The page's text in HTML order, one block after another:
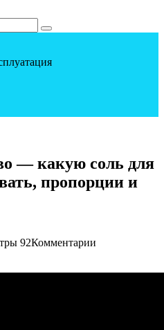
— какую соль для
пропорции и
92Комментарии